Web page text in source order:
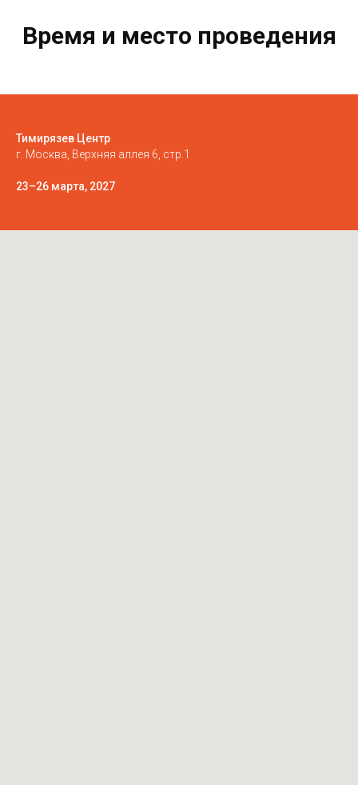
Время и место проведения
Тимирязев Центр
г. Москва, Верхняя аллея 6, стр.1
23–26 марта, 2027